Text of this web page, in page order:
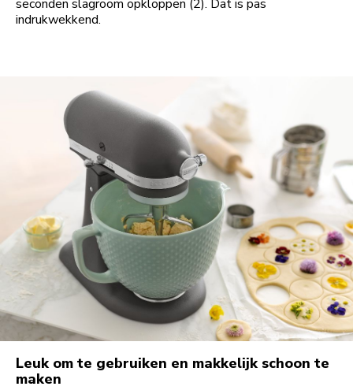
seconden slagroom opkloppen (2). Dat is pas
indrukwekkend.
Leuk om te gebruiken en makkelijk schoon te
maken